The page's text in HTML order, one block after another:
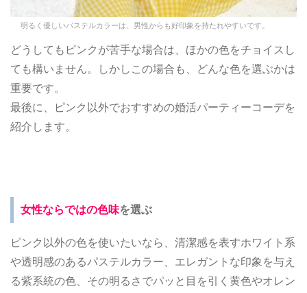
明るく優しいパステルカラーは、男性からも好印象を持たれやすいです。
どうしてもピンクが苦手な場合は、ほかの色をチョイスし
ても構いません。しかしこの場合も、どんな色を選ぶかは
重要です。
最後に、ピンク以外でおすすめの婚活パーティーコーデを
紹介します。
女性ならではの色味を選ぶ
ピンク以外の色を使いたいなら、清潔感を表すホワイト系
や透明感のあるパステルカラー、エレガントな印象を与え
る紫系統の色、その明るさでパッと目を引く黄色やオレン